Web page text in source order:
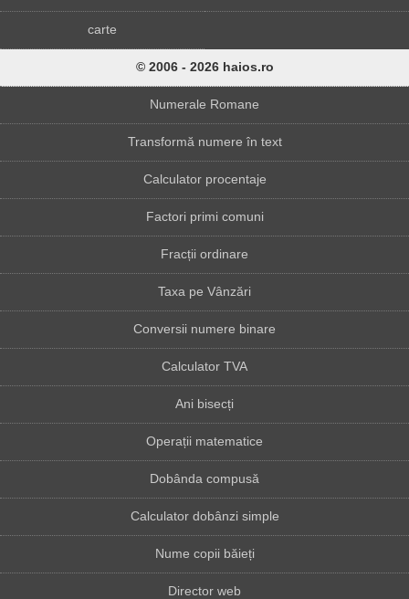
carte
© 2006 - 2026 haios.ro
Numerale Romane
Transformă numere în text
Calculator procentaje
Factori primi comuni
Fracții ordinare
Taxa pe Vânzări
Conversii numere binare
Calculator TVA
Ani bisecți
Operații matematice
Dobânda compusă
Calculator dobânzi simple
Nume copii băieți
Director web